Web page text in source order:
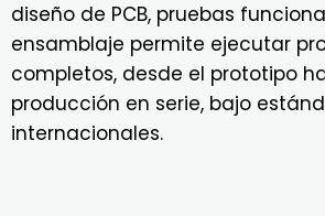
diseño de PCB, pruebas
ensamblaje permite ejecutar
completos, desde el prototipo
producción en serie, bajo
internacionales.